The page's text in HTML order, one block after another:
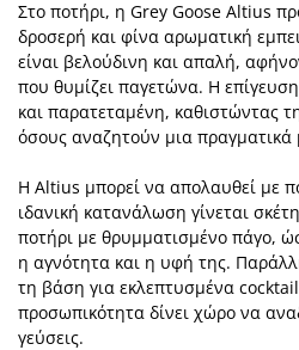
Στο ποτήρι, η Grey Goose Altius
δροσερή και φίνα αρωματική
είναι βελούδινη και απαλή,
που θυμίζει παγετώνα. Η
και παρατεταμένη, καθιστώντας
όσους αναζητούν μια πραγματικά
Η Altius μπορεί να απολαυθεί με
ιδανική κατανάλωση γίνεται
ποτήρι με θρυμματισμένο πάγο,
η αγνότητα και η υφή της.
τη βάση για εκλεπτυσμένα
προσωπικότητα δίνει χώρο να
γεύσεις.